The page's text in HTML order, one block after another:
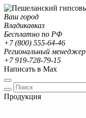
Ваш город
Владикавказ
Бесплатно по РФ
+7 (800) 555-64-46
Региональный менеджер
+7 919-728-79-15
Написать в Max
Продукция